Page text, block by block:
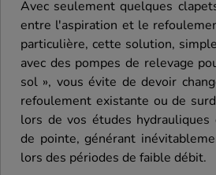
Avec seulement quelques
entre l'aspiration et le
particulière, cette solution,
avec des pompes de relevage
sol », vous évite de devoir
refoulement existante ou de
lors de vos études
de pointe, générant
lors des périodes de faible débit.